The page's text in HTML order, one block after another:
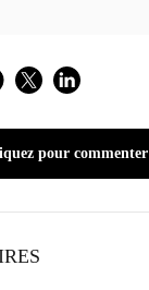
TwitterLinkedIn
pour commenter